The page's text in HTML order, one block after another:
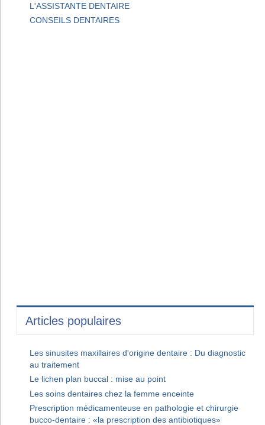
L'ASSISTANTE DENTAIRE
CONSEILS DENTAIRES
Articles populaires
Les sinusites maxillaires d'origine dentaire : Du diagnostic
au traitement
Le lichen plan buccal : mise au point
Les soins dentaires chez la femme enceinte
Prescription médicamenteuse en pathologie et chirurgie
bucco-dentaire : «la prescription des antibiotiques»